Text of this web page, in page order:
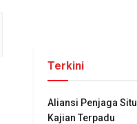
Terkini
Aliansi Penjaga
Kajian Terpadu